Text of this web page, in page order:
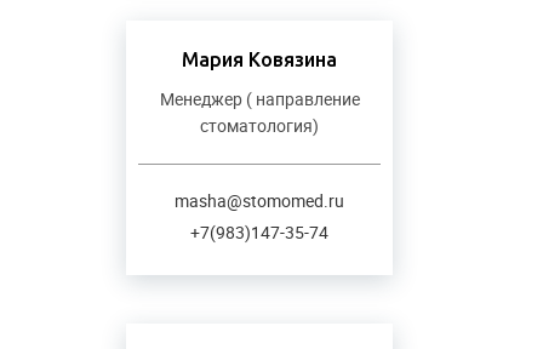
Мария Ковязина
Менеджер ( направление
стоматология)
masha@stomomed.ru
+7(983)147-35-74